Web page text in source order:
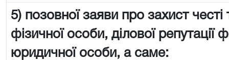
5) позовної заяви про захист честі
фізичної особи, ділової репутації
юридичної особи, а саме: